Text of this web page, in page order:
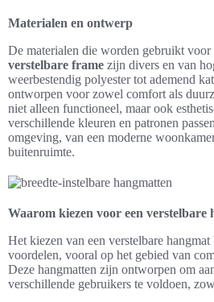
Materialen en ontwerp
De materialen die worden gebruikt voor
verstelbare frame zijn divers en van
weerbestendig polyester tot ademend
ontworpen voor zowel comfort als
niet alleen functioneel, maar ook
verschillende kleuren en patronen
omgeving, van een moderne
buitenruimte.
Waarom kiezen voor een verstelbare
Het kiezen van een verstelbare
voordelen, vooral op het gebied van
Deze hangmatten zijn ontworpen om
verschillende gebruikers te voldoen,